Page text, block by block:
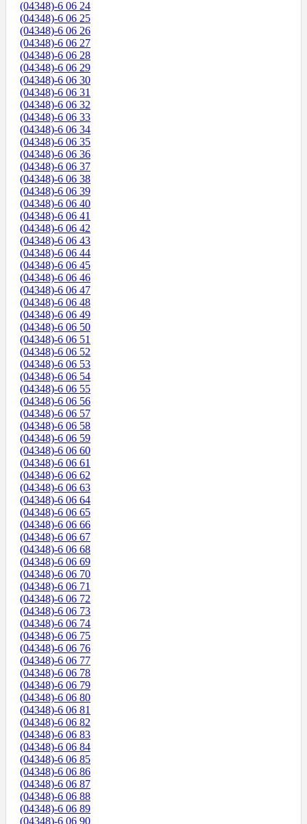
(04348)-6 06 24
(04348)-6 06 25
(04348)-6 06 26
(04348)-6 06 27
(04348)-6 06 28
(04348)-6 06 29
(04348)-6 06 30
(04348)-6 06 31
(04348)-6 06 32
(04348)-6 06 33
(04348)-6 06 34
(04348)-6 06 35
(04348)-6 06 36
(04348)-6 06 37
(04348)-6 06 38
(04348)-6 06 39
(04348)-6 06 40
(04348)-6 06 41
(04348)-6 06 42
(04348)-6 06 43
(04348)-6 06 44
(04348)-6 06 45
(04348)-6 06 46
(04348)-6 06 47
(04348)-6 06 48
(04348)-6 06 49
(04348)-6 06 50
(04348)-6 06 51
(04348)-6 06 52
(04348)-6 06 53
(04348)-6 06 54
(04348)-6 06 55
(04348)-6 06 56
(04348)-6 06 57
(04348)-6 06 58
(04348)-6 06 59
(04348)-6 06 60
(04348)-6 06 61
(04348)-6 06 62
(04348)-6 06 63
(04348)-6 06 64
(04348)-6 06 65
(04348)-6 06 66
(04348)-6 06 67
(04348)-6 06 68
(04348)-6 06 69
(04348)-6 06 70
(04348)-6 06 71
(04348)-6 06 72
(04348)-6 06 73
(04348)-6 06 74
(04348)-6 06 75
(04348)-6 06 76
(04348)-6 06 77
(04348)-6 06 78
(04348)-6 06 79
(04348)-6 06 80
(04348)-6 06 81
(04348)-6 06 82
(04348)-6 06 83
(04348)-6 06 84
(04348)-6 06 85
(04348)-6 06 86
(04348)-6 06 87
(04348)-6 06 88
(04348)-6 06 89
(04348)-6 06 90